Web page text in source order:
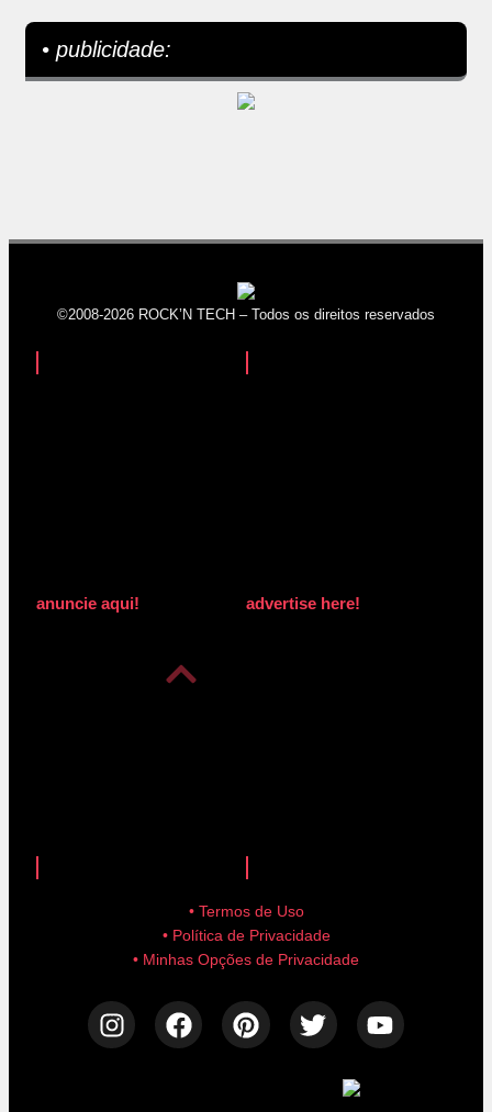
• publicidade:
©2008-2026 ROCK’N TECH – Todos os direitos reservados
anuncie aqui! advertise here!
• Termos de Uso
• Política de Privacidade
• Minhas Opções de Privacidade